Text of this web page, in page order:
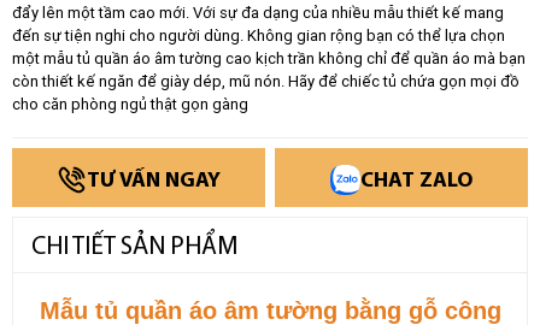
đẩy lên một tầm cao mới. Với sự đa dạng của nhiều mẫu thiết kế mang
đến sự tiện nghi cho người dùng. Không gian rộng bạn có thể lựa chọn
một mẫu tủ quần áo âm tường cao kịch trần không chỉ để quần áo mà bạn
còn thiết kế ngăn để giày dép, mũ nón. Hãy để chiếc tủ chứa gọn mọi đồ
cho căn phòng ngủ thật gọn gàng
TƯ VẤN NGAY CHAT ZALO
CHI TIẾT SẢN PHẨM
Mẫu tủ quần áo âm tường bằng gỗ công